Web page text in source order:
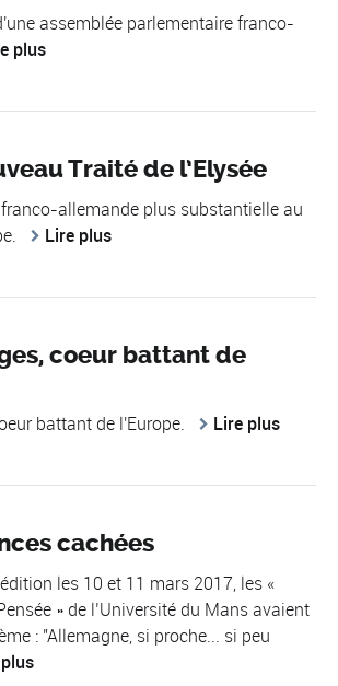
assemblée parlementaire franco-
plus
Traité de l’Elysée
allemande plus substantielle au
Lire plus
coeur battant de
battant de l'Europe. Lire plus
cachées
les 10 et 11 mars 2017, les «
» de l’Université du Mans avaient
: "Allemagne, si proche... si peu